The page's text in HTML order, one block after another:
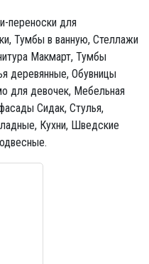
переноски для
Тумбы в ванную, Стеллажи
Макмарт, Тумбы
деревянные, Обувницы
для девочек, Мебельная
Сидак, Стулья,
Кухни, Шведские